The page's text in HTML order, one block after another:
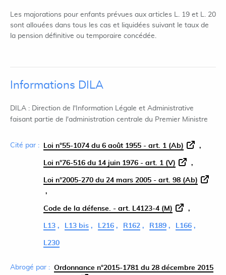
Les majorations pour enfants prévues aux articles L. 19 et L. 20
sont allouées dans tous les cas et liquidées suivant le taux de
la pension définitive ou temporaire concédée.
Informations DILA
DILA : Direction de l'Information Légale et Administrative
faisant partie de l'administration centrale du Premier Ministre
Cité par : Loi n°55-1074 du 6 août 1955 - art. 1 (Ab)
Loi n°76-516 du 14 juin 1976 - art. 1 (V)
Loi n°2005-270 du 24 mars 2005 - art. 98 (Ab)
Code de la défense. - art. L4123-4 (M)
L13 L13 bis L216 R162 R189 L166
L230
Abrogé par : Ordonnance n°2015-1781 du 28 décembre 2015